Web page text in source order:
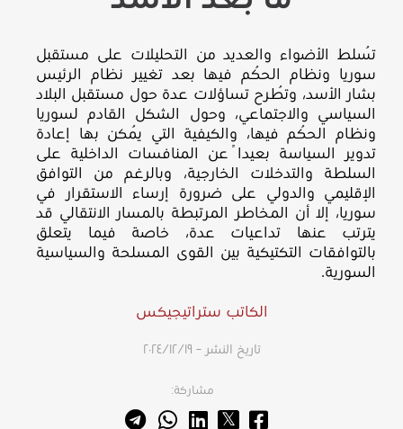
تُسلط الأضواء والعديد من التحليلات على مستقبل
سوريا ونظام الحُكم فيها بعد تغيير نظام الرئيس
بشار الأسد، وتُطرح تساؤلات عدة حول مستقبل البلاد
السياسي والاجتماعي، وحول الشكل القادم لسوريا
ونظام الحُكم فيها، والكيفية التي يُمكن بها إعادة
تدوير السياسة بعيداً عن المنافسات الداخلية على
السلطة والتدخلات الخارجية، وبالرغم من التوافق
الإقليمي والدولي على ضرورة إرساء الاستقرار في
سوريا، إلا أن المخاطر المرتبطة بالمسار الانتقالي قد
يترتب عنها تداعيات عدة، خاصة فيما يتعلق
بالتوافقات التكتيكية بين القوى المسلحة والسياسية
السورية.
الكاتب ستراتيجيكس
تاريخ النشر – ١٩‏/١٢‏/٢٠٢٤
مشاركة: